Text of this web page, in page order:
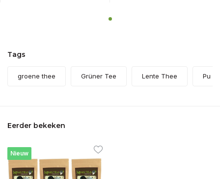
Tags
groene thee Grüner Tee Lente Thee Pu
Eerder bekeken
Nieuw